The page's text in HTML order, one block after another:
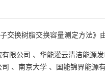
交换树脂交换容量测定方法》
限公司 、 华能灌云清洁能源
、 南京大学 、 国能锦界能源